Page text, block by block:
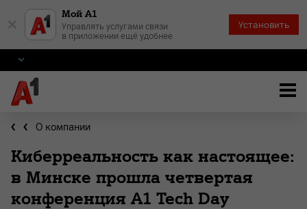
Мой А1
Управлять услугами связи
в приложении ещё удобнее
Установить
О компании
Киберреальность как настоящее:
в Минске прошла четвертая
конференция A1 Tech Day